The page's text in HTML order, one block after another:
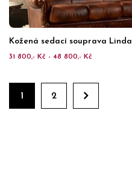
Kožená sedací souprava Linda
31 800,- Kč - 48 800,- Kč
1 2